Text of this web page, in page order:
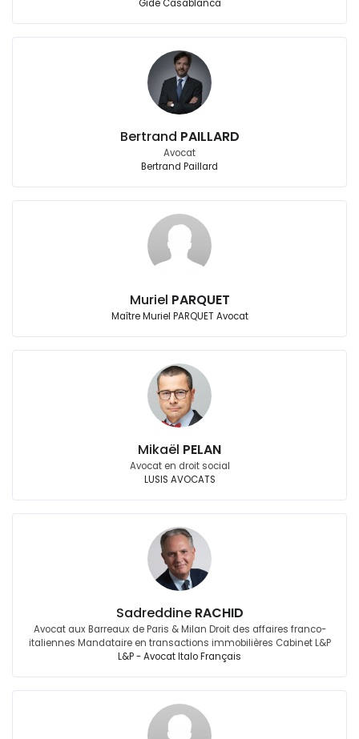
Gide Casablanca
Bertrand PAILLARD
Avocat
Bertrand Paillard
Muriel PARQUET
Maître Muriel PARQUET Avocat
Mikaël PELAN
Avocat en droit social
LUSIS AVOCATS
Sadreddine RACHID
Avocat aux Barreaux de Paris & Milan Droit des affaires franco-
italiennes Mandataire en transactions immobilières Cabinet L&P
L&P - Avocat Italo Français